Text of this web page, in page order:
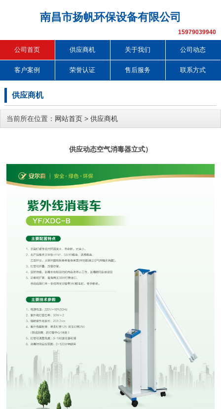
南昌市扬帆环保设备有限公司
15979039940
公司首页 供应商机 关于我们 公司动态
客户案例 荣誉认证 售后服务 联系方式
供应商机
当前所在位置： 网站首页 > 供应商机
供应动态空气消毒器立式）